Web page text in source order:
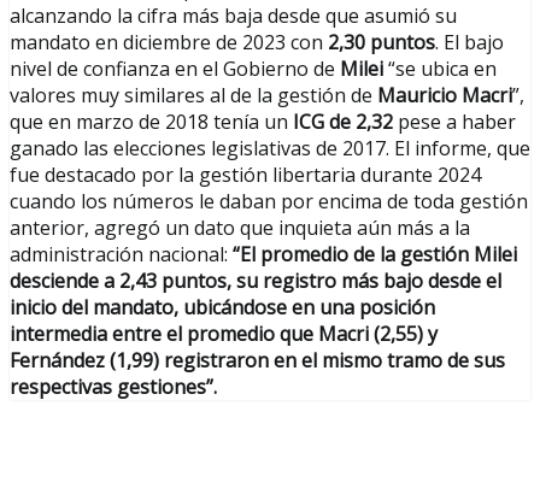
alcanzando la cifra más baja desde que asumió su
mandato en diciembre de 2023 con 2,30 puntos. El bajo
nivel de confianza en el Gobierno de Milei“se ubica en
valores muy similares al de la gestión de Mauricio Macri”,
que en marzo de 2018 tenía un ICG de 2,32 pese a haber
ganado las elecciones legislativas de 2017. El informe, que
fue destacado por la gestión libertaria durante 2024
cuando los números le daban por encima de toda gestión
anterior, agregó un dato que inquieta aún más a la
administración nacional: “El promedio de la gestión Milei
desciende a 2,43 puntos, su registro más bajo desde el
inicio del mandato, ubicándose en una posición
intermedia entre el promedio que Macri (2,55) y
Fernández (1,99) registraron en el mismo tramo de sus
respectivas gestiones”.